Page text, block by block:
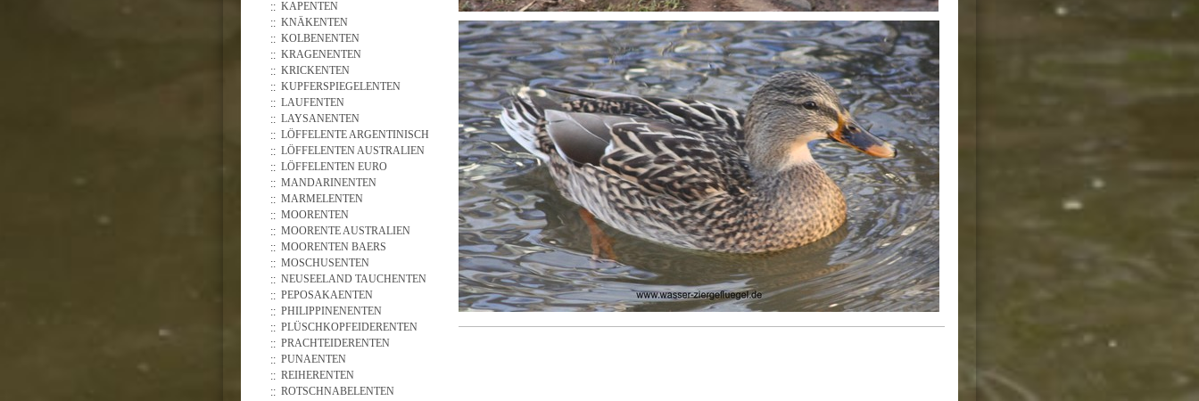
KAPENTEN
KNÄKENTEN
KOLBENENTEN
KRAGENENTEN
KRICKENTEN
KUPFERSPIEGELENTEN
LAUFENTEN
LAYSANENTEN
LÖFFELENTE ARGENTINISCH
LÖFFELENTEN AUSTRALIEN
LÖFFELENTEN EURO
MANDARINENTEN
MARMELENTEN
MOORENTEN
MOORENTE AUSTRALIEN
MOORENTEN BAERS
MOSCHUSENTEN
NEUSEELAND TAUCHENTEN
PEPOSAKAENTEN
PHILIPPINENENTEN
PLÜSCHKOPFEIDERENTEN
PRACHTEIDERENTEN
PUNAENTEN
REIHERENTEN
ROTSCHNABELENTEN